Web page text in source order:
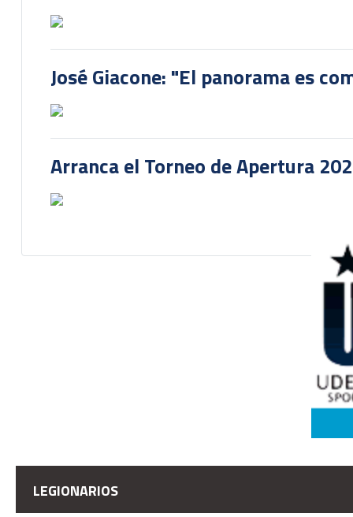
José Giacone: "El panorama es
Arranca el Torneo de Apertura
LEGIONARIOS